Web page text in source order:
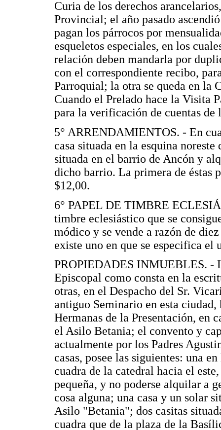
Curia de los derechos
Provincial; el año pasado
pagan los párrocos por
esqueletos especiales, en los
relación deben mandarla por
con el correspondiente recibo,
Parroquial; la otra se queda en la
Cuando el Prelado hace la Visita
para la verificación de cuentas de
5° ARRENDAMIENTOS. - En
casa situada en la esquina
situada en el barrio de Ancón y
dicho barrio. La primera de éstas
$12,00.
6° PAPEL DE TIMBRE
timbre eclesiástico que se
módico y se vende a razón de
existe uno en que se especifica el
PROPIEDADES INMUEBLES. -
Episcopal como consta en la
otras, en el Despacho del Sr.
antiguo Seminario en esta
Hermanas de la Presentación, en
el Asilo Betania; el convento y
actualmente por los Padres
casas, posee las siguientes: una
cuadra de la catedral hacia el
pequeña, y no poderse alquilar a
cosa alguna; una casa y un solar
Asilo "Betania"; dos casitas
cuadra que de la plaza de la